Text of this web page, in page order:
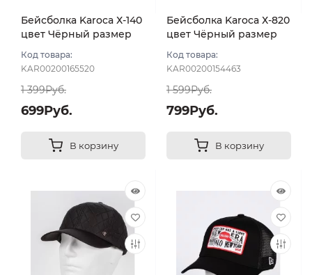
Бейсболка Karoca Х-140
цвет Чёрный размер
Код товара:
KAR00200165520
1 399Руб.
699Руб.
В корзину
Бейсболка Karoca Х-820
цвет Чёрный размер
Код товара:
KAR00200154463
1 599Руб.
799Руб.
В корзину